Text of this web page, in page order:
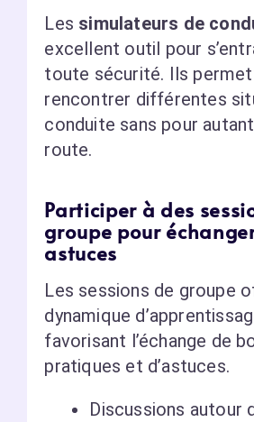
Les simulateurs de
excellent outil pour
toute sécurité. Ils
rencontrer différentes
conduite sans pour
route.
Participer à des
groupe pour
astuces
Les sessions de groupe
dynamique
favorisant l’échange de
pratiques et d’astuces.
Discussions autour